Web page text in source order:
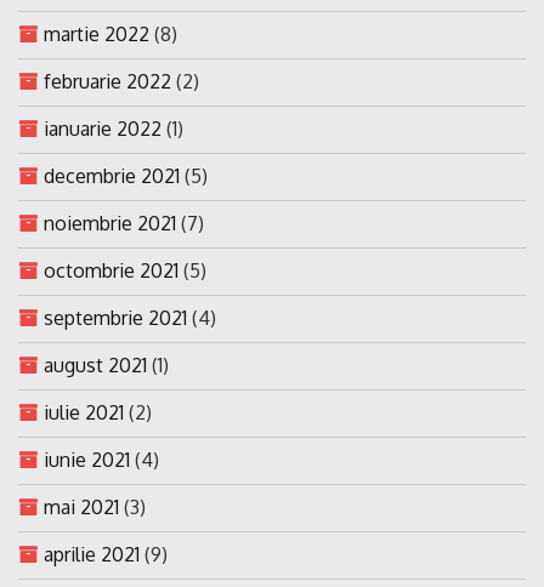
martie 2022 (8)
februarie 2022 (2)
ianuarie 2022 (1)
decembrie 2021 (5)
noiembrie 2021 (7)
octombrie 2021 (5)
septembrie 2021 (4)
august 2021 (1)
iulie 2021 (2)
iunie 2021 (4)
mai 2021 (3)
aprilie 2021 (9)